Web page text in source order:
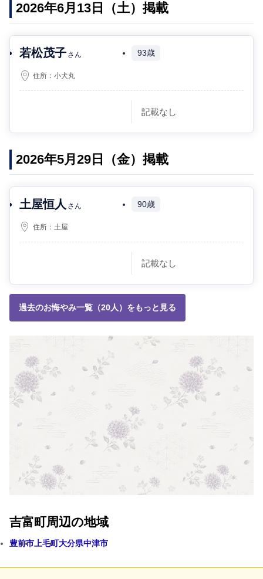
2026年6月13日（土）掲載
若松茂子 さん 93歳
住所：小犬丸
記載なし
2026年5月29日（金）掲載
土屋恒人 さん 90歳
住所： 土屋
記載なし
過去のお悔やみ一覧（20人）をもっと見る
吉富町周辺の地域
豊前市 上毛町大分県中津市